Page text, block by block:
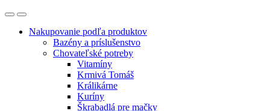
Nakupovanie podľa produktov
Bazény a príslušenstvo
Chovateľské potreby
Vitamíny
Krmivá Tomáš
Králikárne
Kuríny
Škrabadlá pre mačky